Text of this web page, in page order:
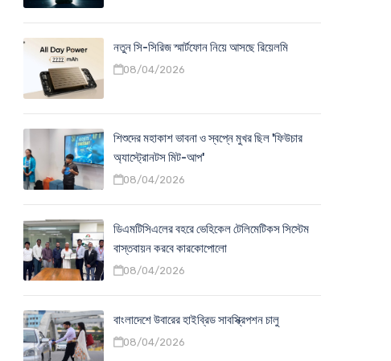
নতুন সি-সিরিজ স্মার্টফোন নিয়ে আসছে রিয়েলমি
08/04/2026
শিশুদের মহাকাশ ভাবনা ও স্বপ্নে মুখর ছিল 'ফিউচার
অ্যাস্ট্রোনটস মিট-আপ'
08/04/2026
ডিএমটিসিএলের বহরে ভেহিকেল টেলিমেটিকস সিস্টেম
বাস্তবায়ন করবে কারকোপোলো
08/04/2026
বাংলাদেশে উবারের হাইব্রিড সাবস্ক্রিপশন চালু
08/04/2026